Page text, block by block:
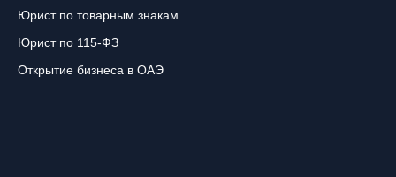
Юрист по товарным знакам
Юрист по 115-ФЗ
Открытие бизнеса в ОАЭ